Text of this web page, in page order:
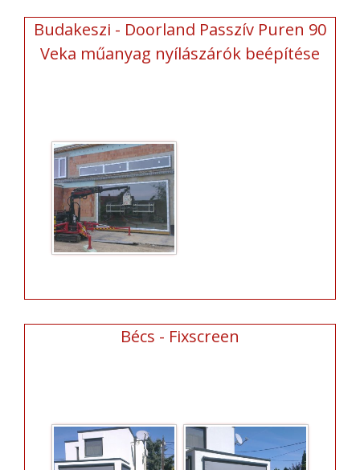
Budakeszi - Doorland Passzív Puren 90
Veka műanyag nyílászárók beépítése
Bécs - Fixscreen